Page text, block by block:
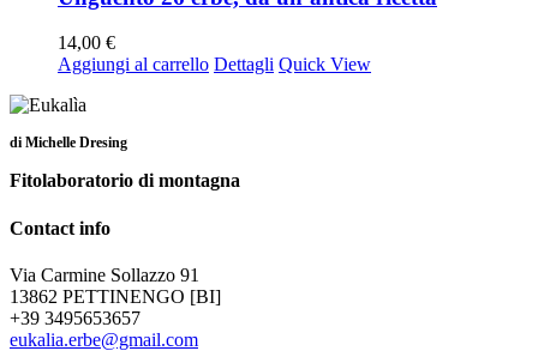
14,00 €
Aggiungi al carrello Dettagli Quick View
di Michelle Dresing
Fitolaboratorio di montagna
Contact info
Via Carmine Sollazzo 91
13862 PETTINENGO [BI]
+39 3495653657
eukalia.erbe@gmail.com